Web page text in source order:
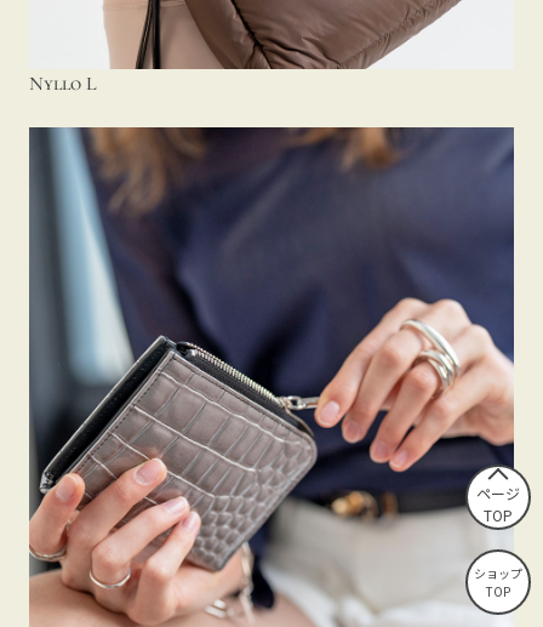
Nyllo L
ページ
TOP
ショップ
TOP